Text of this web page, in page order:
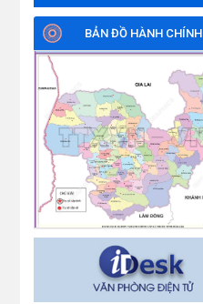
BẢN ĐỒ HÀNH CHÍNH